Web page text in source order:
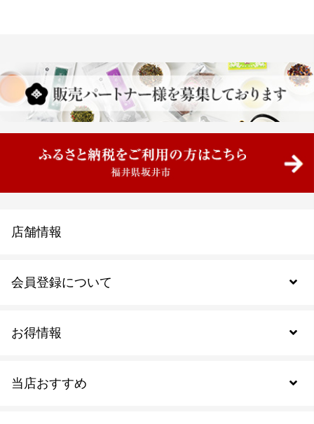
当店おすすめ
お得情報
会員登録について
会員規約について
店舗情報